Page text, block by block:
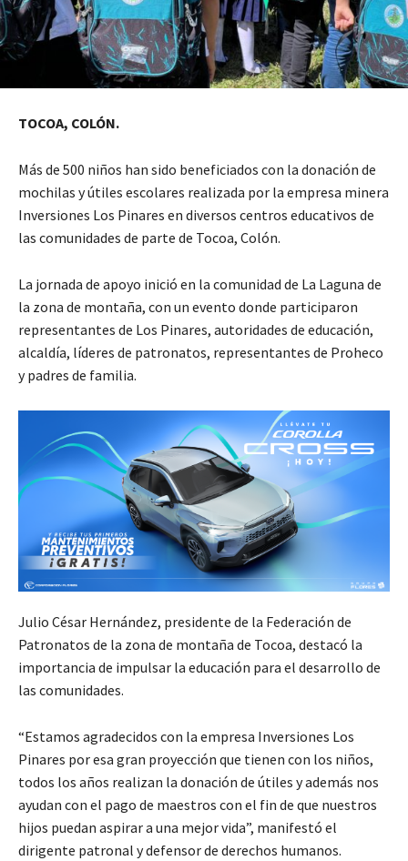
TOCOA, COLÓN.
Más de 500 niños han sido beneficiados con la donación de
mochilas y útiles escolares realizada por la empresa minera
Inversiones Los Pinares en diversos centros educativos de
las comunidades de parte de Tocoa, Colón.
La jornada de apoyo inició en la comunidad de La Laguna de
la zona de montaña, con un evento donde participaron
representantes de Los Pinares, autoridades de educación,
alcaldía, líderes de patronatos, representantes de Proheco
y padres de familia.
Julio César Hernández, presidente de la Federación de
Patronatos de la zona de montaña de Tocoa, destacó la
importancia de impulsar la educación para el desarrollo de
las comunidades.
“Estamos agradecidos con la empresa Inversiones Los
Pinares por esa gran proyección que tienen con los niños,
todos los años realizan la donación de útiles y además nos
ayudan con el pago de maestros con el fin de que nuestros
hijos puedan aspirar a una mejor vida”, manifestó el
dirigente patronal y defensor de derechos humanos.